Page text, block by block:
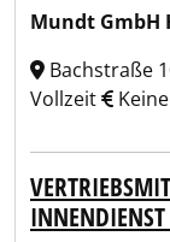
Mundt GmbH
Bachstraße
Vollzeit